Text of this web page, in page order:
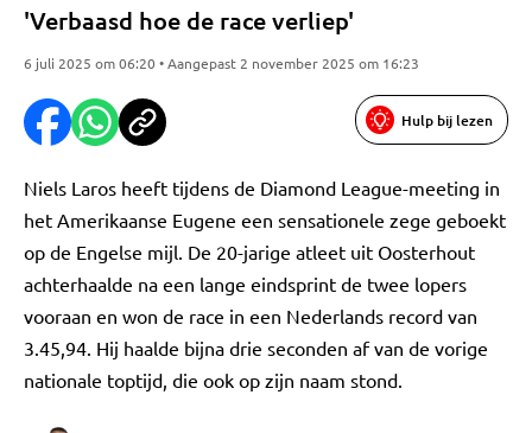
'Verbaasd hoe de race verliep'
6 juli 2025 om 06:20 • Aangepast 2 november 2025 om 16:23
Hulp bij lezen
Niels Laros heeft tijdens de Diamond League-meeting in
het Amerikaanse Eugene een sensationele zege geboekt
op de Engelse mijl. De 20-jarige atleet uit Oosterhout
achterhaalde na een lange eindsprint de twee lopers
vooraan en won de race in een Nederlands record van
3.45,94. Hij haalde bijna drie seconden af van de vorige
nationale toptijd, die ook op zijn naam stond.